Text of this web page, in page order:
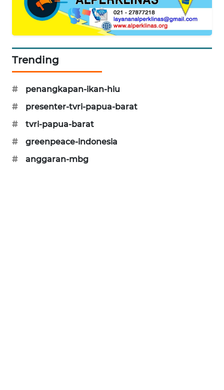
Trending
#
penangkapan-ikan-hiu
#
presenter-tvri-papua-barat
#
tvri-papua-barat
#
greenpeace-indonesia
#
anggaran-mbg
KARING
NEWS
JURNAL
MARITIM
NEWS
GARONGGANG
NEWS
FISUELRI